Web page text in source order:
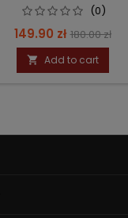
(0)
Price
149.90 zł Regular
price
180.00 zł
 Add to cart